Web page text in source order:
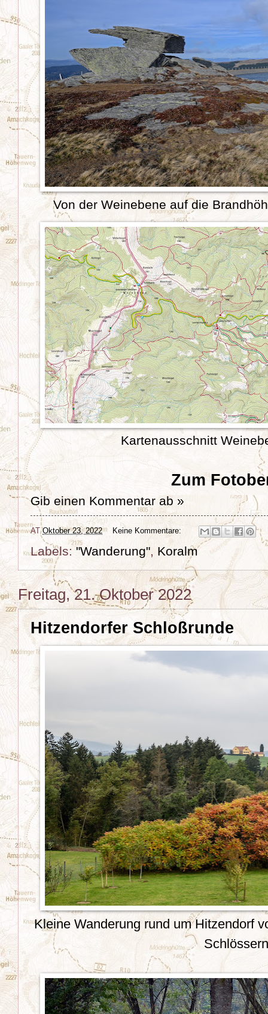
Von der Weinebene auf die
Kartenausschnitt
Zum
Gib einen Kommentar ab »
ATOktober 23, 2022 Keine Kommentare:
Labels: "Wanderung", Koralm
Freitag, 21. Oktober 2022
Hitzendorfer Schloßrunde
Kleine Wanderung rund um Hitzendorf
Schlössern